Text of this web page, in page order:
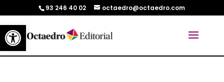
Abrir barra de herramientas
93 246 40 02 octaedro@octaedro.com